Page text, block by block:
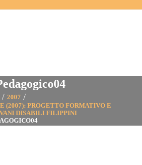
2007
(2007): PROGETTO FORMATIVO E
DISABILI FILIPPINI